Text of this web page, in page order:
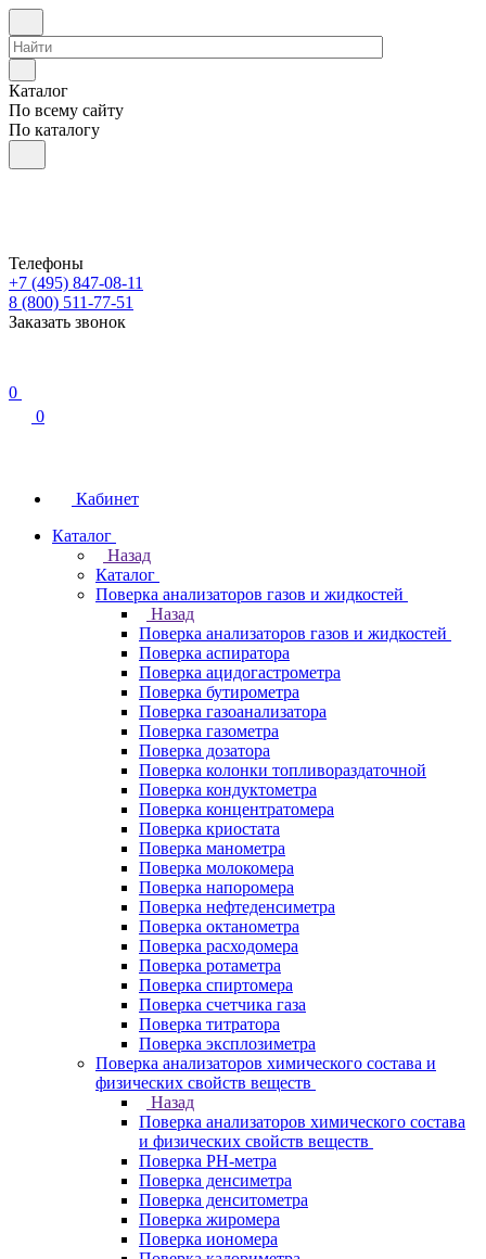
Каталог
По всему сайту
По каталогу
Телефоны
+7 (495) 847-08-11
8 (800) 511-77-51
Заказать звонок
0
0
Кабинет
Каталог
Назад
Каталог
Поверка анализаторов газов и жидкостей
Назад
Поверка анализаторов газов и жидкостей
Поверка аспиратора
Поверка ацидогастрометра
Поверка бутирометра
Поверка газоанализатора
Поверка газометра
Поверка дозатора
Поверка колонки топливораздаточной
Поверка кондуктометра
Поверка концентратомера
Поверка криостата
Поверка манометра
Поверка молокомера
Поверка напоромера
Поверка нефтеденсиметра
Поверка октанометра
Поверка расходомера
Поверка ротаметра
Поверка спиртомера
Поверка счетчика газа
Поверка титратора
Поверка эксплозиметра
Поверка анализаторов химического состава и
физических свойств веществ
Назад
Поверка анализаторов химического состава
и физических свойств веществ
Поверка PH-метра
Поверка денсиметра
Поверка денситометра
Поверка жиромера
Поверка иономера